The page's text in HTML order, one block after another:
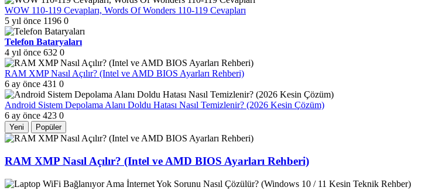
WOW 110-119 Cevapları, Words Of Wonders 110-119 Cevapları
5 yıl önce 1196 0
Telefon Bataryaları
4 yıl önce 632 0
RAM XMP Nasıl Açılır? (Intel ve AMD BIOS Ayarları Rehberi)
6 ay önce 431 0
Android Sistem Depolama Alanı Doldu Hatası Nasıl Temizlenir? (2026 Kesin Çözüm)
6 ay önce 423 0
Yeni Popüler
RAM XMP Nasıl Açılır? (Intel ve AMD BIOS Ayarları Rehberi)